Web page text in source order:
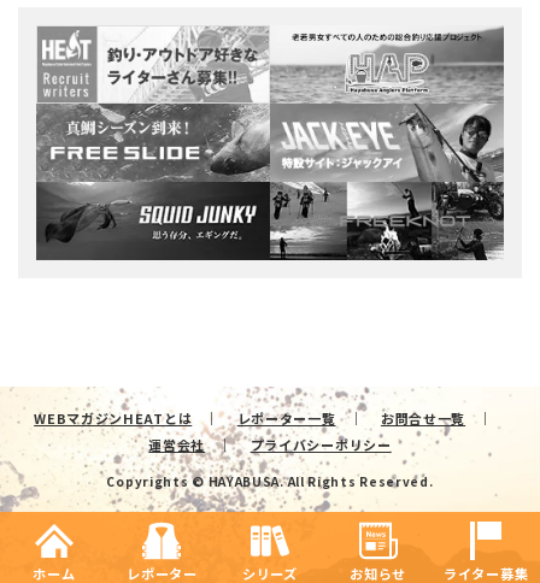
ホーム レポーター シリーズ お知らせ ライター募集
WEBマガジンHEATとは レポーター一覧
お問合せ一覧
運営会社
プライバシーポリシー
Copyrights © HAYABUSA. All Rights Reserved.